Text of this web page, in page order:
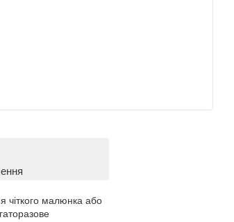
чіткого малюнка або